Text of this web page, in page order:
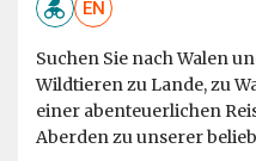
EN
Suchen Sie nach Walen
Wildtieren zu Lande, zu
einer abenteuerlichen
Aberden zu unserer